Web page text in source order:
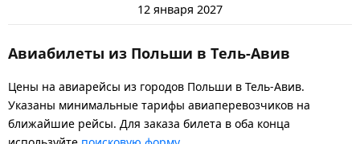
12 января 2027
Авиабилеты из Польши в Тель-Авив
Цены на авиарейсы из городов Польши в Тель-Авив.
Указаны минимальные тарифы авиаперевозчиков на
ближайшие рейсы. Для заказа билета в оба конца